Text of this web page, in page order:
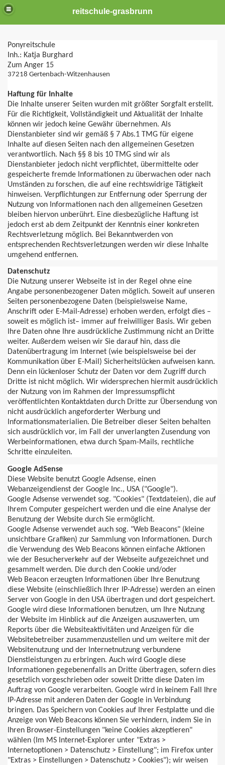
reitschule-grasbrunn
Ponyreitschule
Inh.: Katja Burghard
Zum Anger 15
37218 Gertenbach-Witzenhausen
Haftung für Inhalte
Die Inhalte unserer Seiten wurden mit größter Sorgfalt erstellt.
Für die Richtigkeit, Vollständigkeit und Aktualität der Inhalte
können wir jedoch keine Gewähr übernehmen. Als
Dienstanbieter sind wir gemäß § 7 Abs.1 TMG für eigene
Inhalte auf diesen Seiten nach den allgemeinen Gesetzen
verantwortlich. Nach §§ 8 bis 10 TMG sind wir als
Dienstanbieter jedoch nicht verpflichtet, übermittelte oder
gespeicherte fremde Informationen zu überwachen oder nach
Umständen zu forschen, die auf eine rechtswidrige Tätigkeit
hinweisen. Verpflichtungen zur Entfernung oder Sperrung der
Nutzung von Informationen nach den allgemeinen Gesetzen
bleiben hiervon unberührt. Eine diesbezügliche Haftung ist
jedoch erst ab dem Zeitpunkt der Kenntnis einer konkreten
Rechtsverletzung möglich. Bei Bekanntwerden von
entsprechenden Rechtsverletzungen werden wir diese Inhalte
umgehend entfernen.
Datenschutz
Die Nutzung unserer Webseite ist in der Regel ohne eine
Angabe personenbezogener Daten möglich. Soweit auf unseren
Seiten personenbezogene Daten (beispielsweise Name,
Anschrift oder E-Mail-Adresse) erhoben werden, erfolgt dies –
soweit es möglich ist– immer auf freiwilliger Basis. Wir geben
Ihre Daten ohne Ihre ausdrückliche Zustimmung nicht an Dritte
weiter. Außerdem weisen wir Sie darauf hin, dass die
Datenübertragung im Internet (wie beispielsweise bei der
Kommunikation über E-Mail) Sicherheitslücken aufweisen kann.
Denn ein lückenloser Schutz der Daten vor dem Zugriff durch
Dritte ist nicht möglich. Wir widersprechen hiermit ausdrücklich
der Nutzung von im Rahmen der Impressumspflicht
veröffentlichten Kontaktdaten durch Dritte zur Übersendung von
nicht ausdrücklich angeforderter Werbung und
Informationsmaterialien. Die Betreiber dieser Seiten behalten
sich ausdrücklich vor, im Fall der unverlangten Zusendung von
Werbeinformationen, etwa durch Spam-Mails, rechtliche
Schritte einzuleiten.
Google AdSense
Diese Website benutzt Google Adsense, einen
Webanzeigendienst der Google Inc., USA ("Google").
Google Adsense verwendet sog. "Cookies" (Textdateien), die auf
Ihrem Computer gespeichert werden und die eine Analyse der
Benutzung der Website durch Sie ermöglicht.
Google Adsense verwendet auch sog. "Web Beacons" (kleine
unsichtbare Grafiken) zur Sammlung von Informationen. Durch
die Verwendung des Web Beacons können einfache Aktionen
wie der Besucherverkehr auf der Webseite aufgezeichnet und
gesammelt werden. Die durch den Cookie und/oder
Web Beacon erzeugten Informationen über Ihre Benutzung
diese Website (einschließlich Ihrer IP-Adresse) werden an einen
Server von Google in den USA übertragen und dort gespeichert.
Google wird diese Informationen benutzen, um Ihre Nutzung
der Website im Hinblick auf die Anzeigen auszuwerten, um
Reports über die Websiteaktivitäten und Anzeigen für die
Websitebetreiber zusammenzustellen und um weitere mit der
Websitenutzung und der Internetnutzung verbundene
Dienstleistungen zu erbringen. Auch wird Google diese
Informationen gegebenenfalls an Dritte übertragen, sofern dies
gesetzlich vorgeschrieben oder soweit Dritte diese Daten im
Auftrag von Google verarbeiten. Google wird in keinem Fall Ihre
IP-Adresse mit anderen Daten der Google in Verbindung
bringen. Das Speichern von Cookies auf Ihrer Festplatte und die
Anzeige von Web Beacons können Sie verhindern, indem Sie in
Ihren Browser-Einstellungen "keine Cookies akzeptieren"
wählen (Im MS Internet-Explorer unter "Extras >
Internetoptionen > Datenschutz > Einstellung"; im Firefox unter
"Extras > Einstellungen > Datenschutz > Cookies"); wir weisen